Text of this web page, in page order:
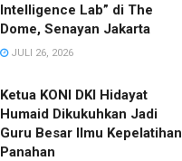
Intelligence Lab” di The
Dome, Senayan Jakarta
JULI 26, 2026
Ketua KONI DKI Hidayat
Humaid Dikukuhkan Jadi
Guru Besar Ilmu Kepelatihan
Panahan